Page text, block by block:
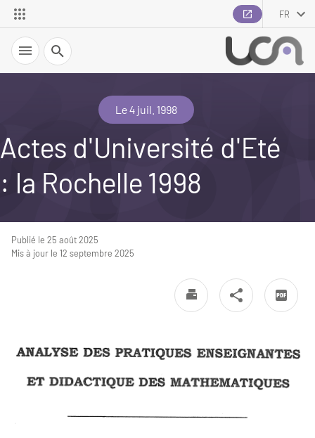
FR
Recherche
Le 4 juil. 1998
Actes d'Université d'Eté
: la Rochelle 1998
Publié le 25 août 2025
Mis à jour le 12 septembre 2025